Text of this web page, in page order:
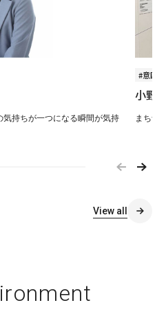
持ちが一つになる瞬間が気持
#意匠
小野
まちづ
View all
ironment